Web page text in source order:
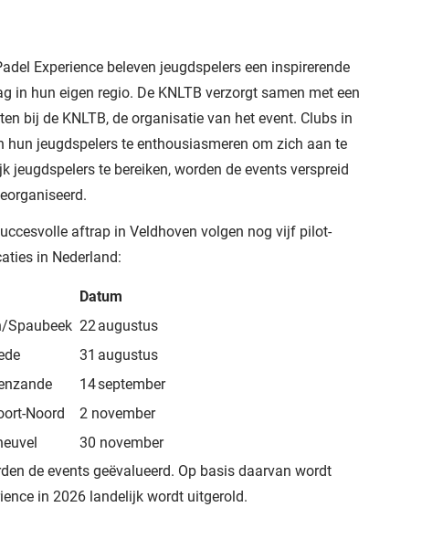
Experience beleven jeugdspelers een inspirerende
in hun eigen regio. De KNLTB verzorgt samen met een
bij de KNLTB, de organisatie van het event. Clubs in
hun jeugdspelers te enthousiasmeren om zich aan te
jeugdspelers te bereiken, worden de events verspreid
aftrap in Veldhoven volgen nog vijf pilot-
in Nederland:
Datum
Spaubeek 22 augustus
31 augustus
14 september
Noord
2 november
30 november
de events geëvalueerd. Op basis daarvan wordt
in 2026 landelijk wordt uitgerold.